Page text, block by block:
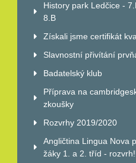
History park Ledčice -
8.B
Získali jsme certifikát
Slavnostní přivítání
Badatelský klub
Příprava na
zkoušky
Rozvrhy 2019/2020
Angličtina Lingua Nova
žáky 1. a 2. tříd -